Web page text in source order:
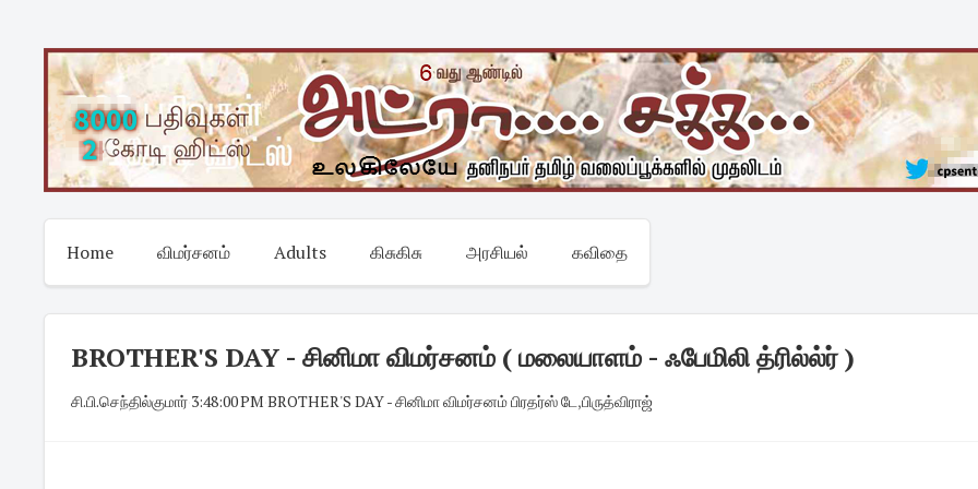
content
Home விமர்சனம் Adults கிசுகிசு அரசியல் கவிதை
BROTHER'S DAY - சினிமா விமர்சனம் ( மலையாளம் - ஃபேமிலி த்ரில்ல்ர் )
சி.பி.செந்தில்குமார் 3:48:00 PM ·BROTHER'S DAY - சினிமா விமர்சனம் பிரதர்ஸ் டே,பிருத்விராஜ்